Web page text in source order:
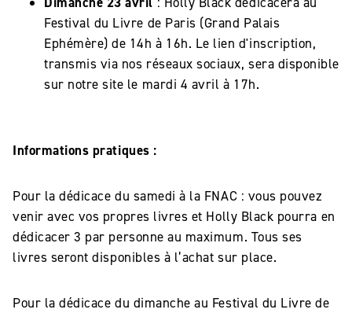
Festival du Livre de Paris (Grand Palais
Ephémère) de 14h à 16h. Le lien d'inscription,
transmis via nos réseaux sociaux, sera disponible
sur notre site le mardi 4 avril à 17h.
Informations pratiques :
Pour la dédicace du samedi à la FNAC : vous pouvez
venir avec vos propres livres et Holly Black pourra en
dédicacer 3 par personne au maximum. Tous ses
livres seront disponibles à l’achat sur place.
Pour la dédicace du dimanche au Festival du Livre de